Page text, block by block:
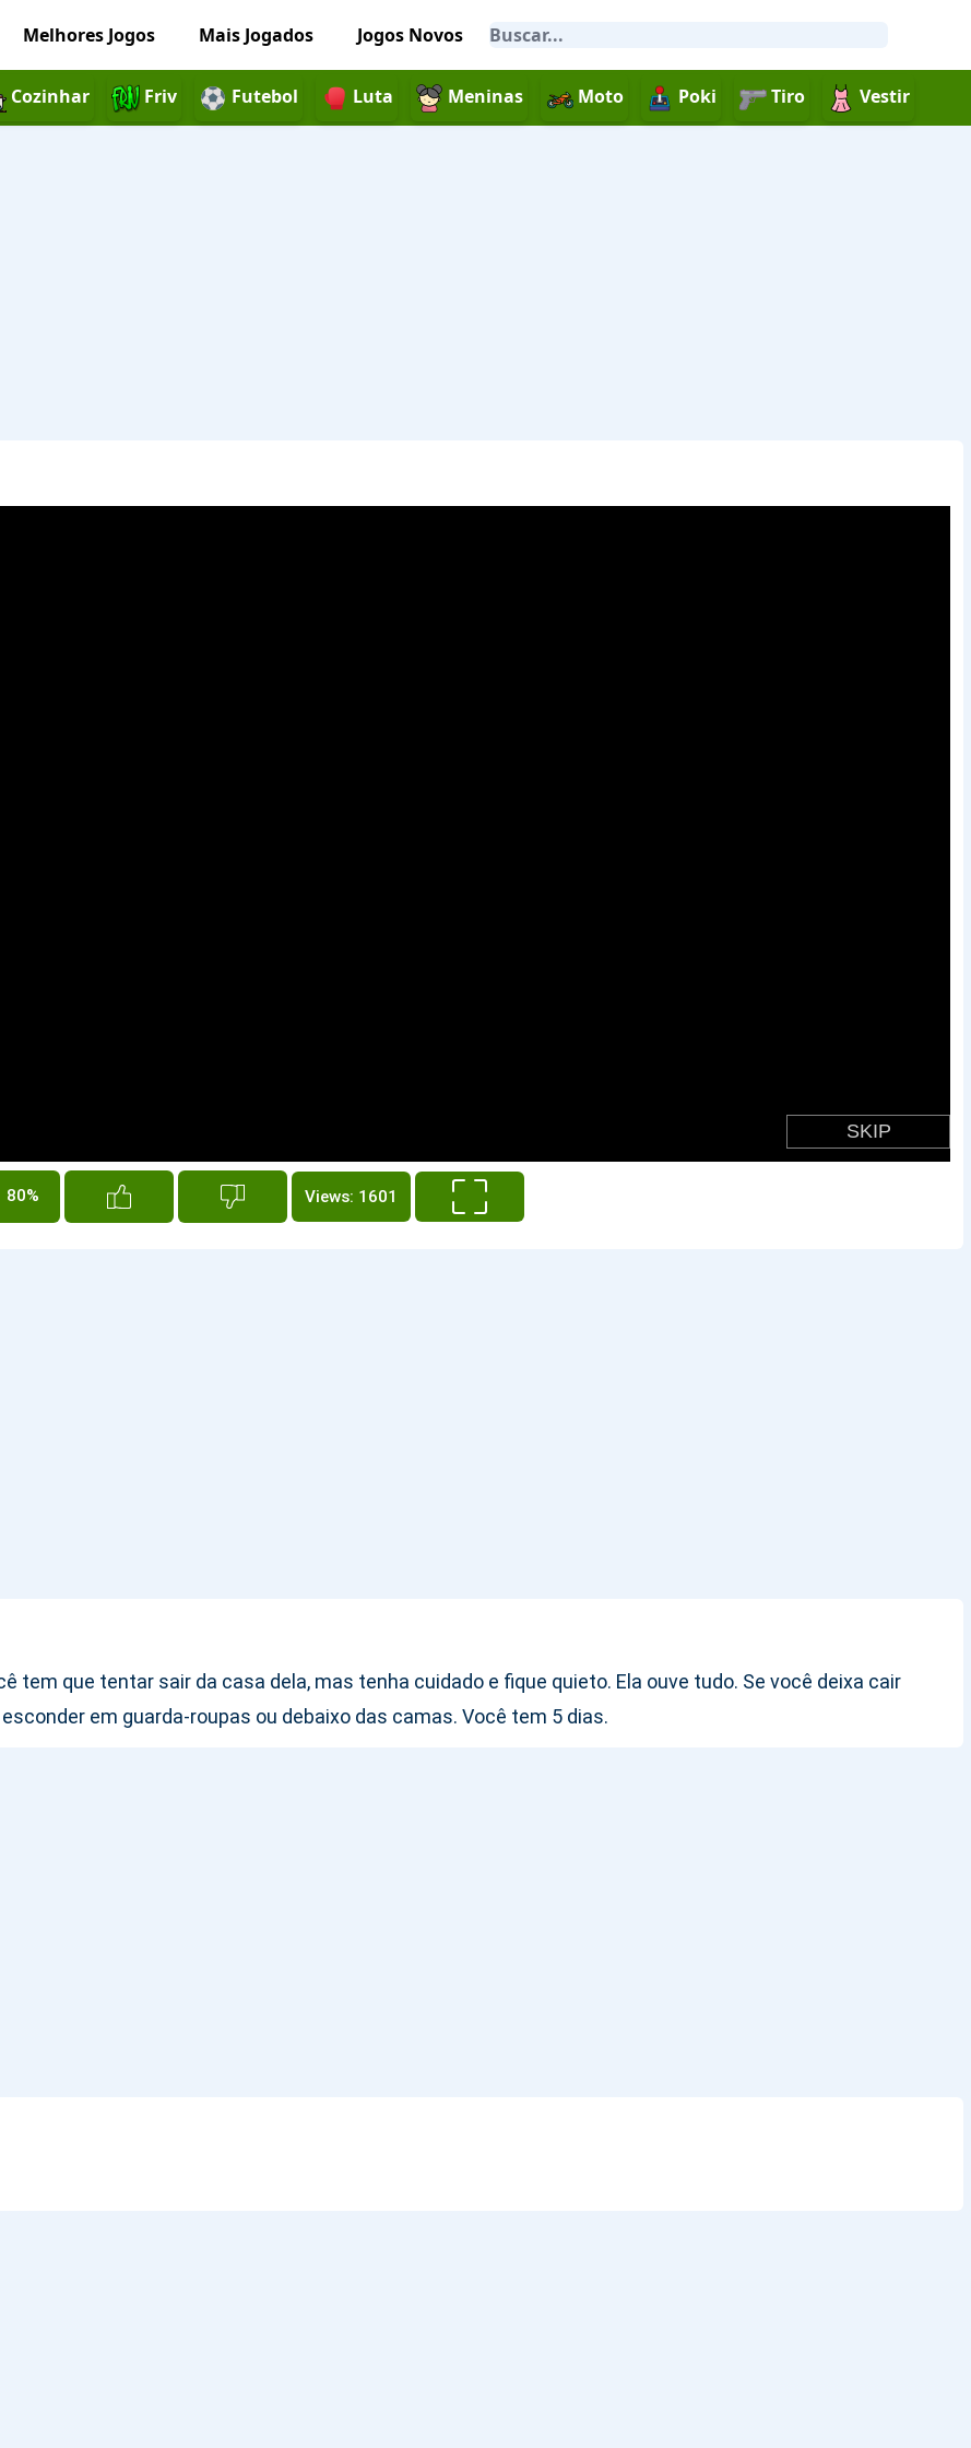
Melhores Jogos Mais Jogados Jogos Novos
Cozinhar Friv Futebol Luta Meninas Moto Poki Tiro Vestir
80% Views: 1601
tem que tentar sair da casa dela, mas tenha cuidado e fique quieto. Ela ouve tudo. Se você deixa cair
em guarda-roupas ou debaixo das camas. Você tem 5 dias.